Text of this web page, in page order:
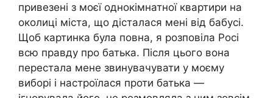
привезені з моєї однокімнатної квартири на
околиці міста, що дісталася мені від бабусі.
Щоб картинка була повна, я розповіла Росі
всю правду про батька. Після цього вона
перестала мене звинувачувати у моєму
виборі і настроїлася проти батька —